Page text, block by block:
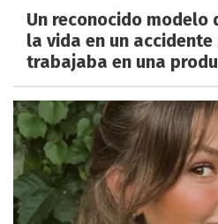
Un reconocido modelo
la vida en un
trabajaba en una